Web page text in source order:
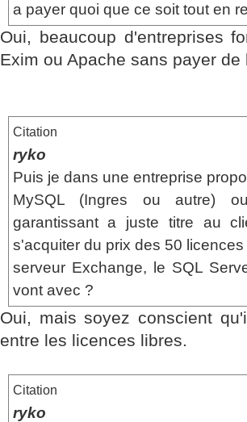
a payer quoi que ce soit tout en
Oui, beaucoup d'entreprises
Exim ou Apache sans payer de
Citation
ryko
Puis je dans une entreprise
MySQL (Ingres ou autre)
garantissant a juste titre au
s'acquiter du prix des 50
serveur Exchange, le SQL
vont avec ?
Oui, mais soyez conscient
entre les licences libres.
Citation
ryko